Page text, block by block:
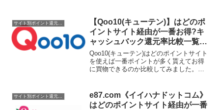
【Qoo10(キューテン)】はどのポ
イントサイト経由が一番お得?キ
ャッシュバック還元率比較一覧
2019/12/15
Qoo10(キューテン)はどのポイントサイト
を使えば一番ポイントが多く貰えてお得
に買物できるのか比較してみました。ポ
中)0.5%0.95%→1.3%(ポイントアップ
中)0....
サイト別ポイント還元率一覧
e87.com《イイハナドットコム》
はどのポイントサイト経由が一番